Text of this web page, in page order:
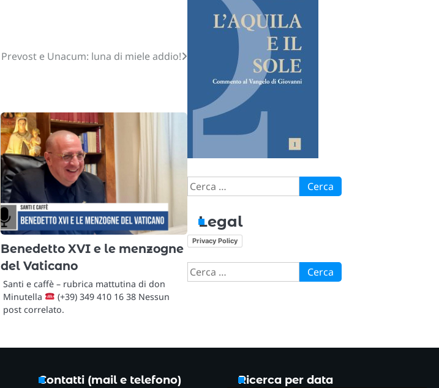
Prevost e Unacum: luna di miele addio!
Benedetto XVI e le menzogne
del Vaticano
Santi e caffè – rubrica mattutina di don
Minutella
(+39) 349 410 16 38 Nessun
post correlato.
Ricerca
per:
Legal
Privacy Policy
Ricerca
per:
Contatti (mail e telefono)
Ricerca per data